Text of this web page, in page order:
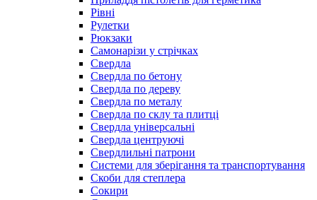
Рівні
Рулетки
Рюкзаки
Самонарізи у стрічках
Свердла
Свердла по бетону
Свердла по дереву
Свердла по металу
Свердла по склу та плитці
Свердла універсальні
Свердла центруючі
Свердлильні патрони
Системи для зберігання та транспортування
Скоби для степлера
Сокири